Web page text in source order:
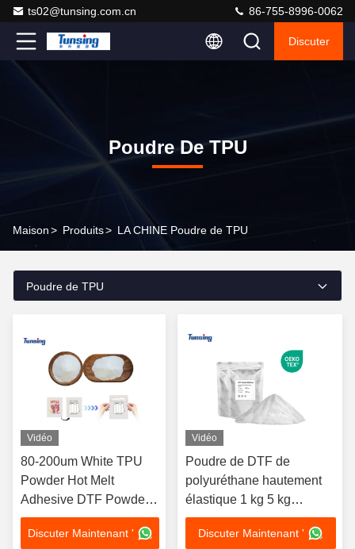
ts02@tunsing.com.cn 86-755-8996-0062
Discuter
Poudre De TPU
Maison> Produits> LA CHINE Poudre de TPU
Poudre de TPU
Vidéo
80-200um White TPU
Powder Hot Melt
Adhesive DTF Powder
For DTF Printer
Discuter Maintenant '
Vidéo
Poudre de DTF de
polyuréthane hautement
élastique 1 kg 5 kg
Emballage en aluminium
Discuter Maintenant '